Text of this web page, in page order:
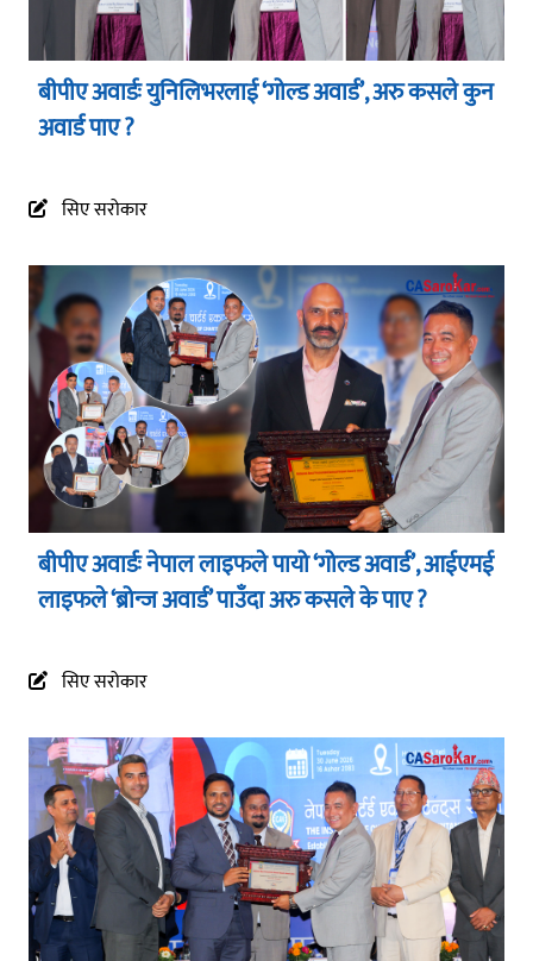
बीपीए अवार्डः युनिलिभरलाई ‘गोल्ड अवार्ड’, अरु कसले कुन
अवार्ड पाए ?
सिए सरोकार
बीपीए अवार्डः नेपाल लाइफले पायो ‘गोल्ड अवार्ड’, आईएमई
लाइफले ‘ब्रोन्ज अवार्ड’ पाउँदा अरु कसले के पाए ?
सिए सरोकार